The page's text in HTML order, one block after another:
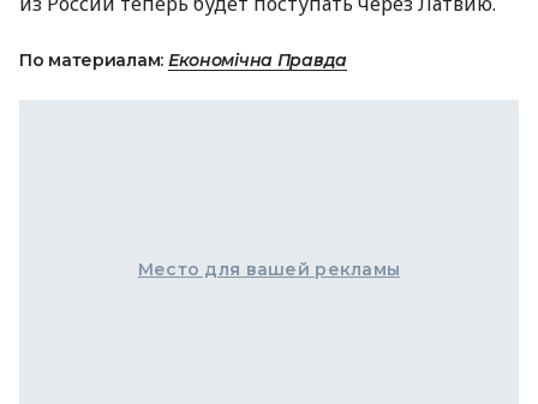
По материалам: Економічна Правда
Место для вашей рекламы